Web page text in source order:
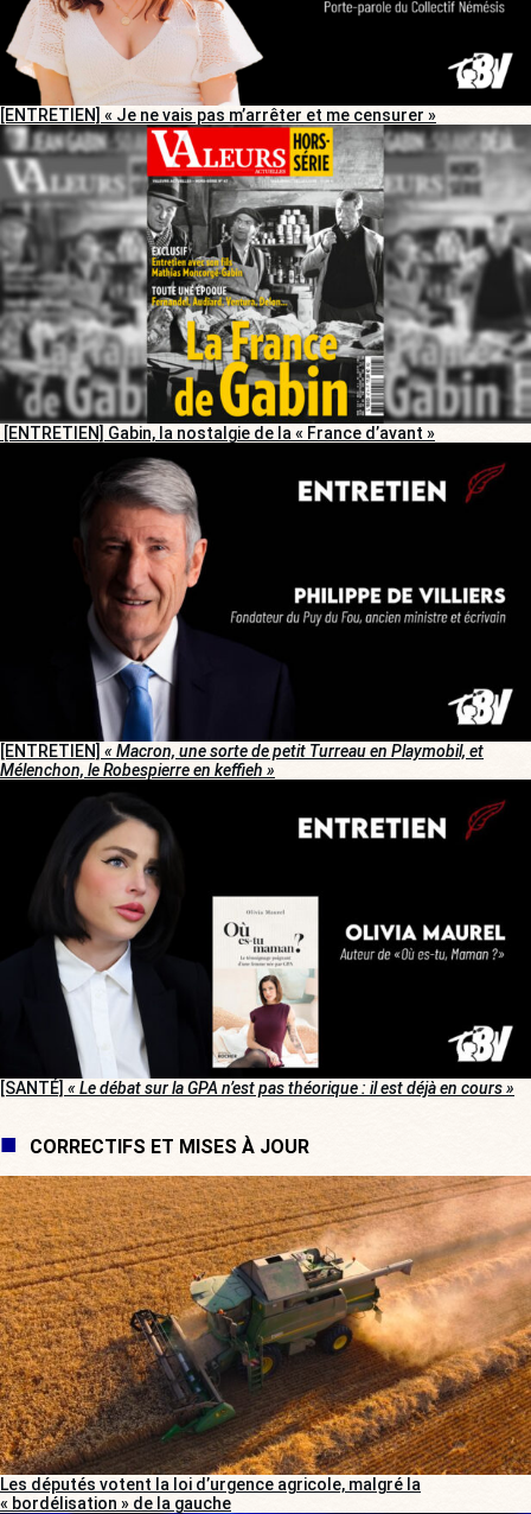
[ENTRETIEN] « Je ne vais pas m’arrêter et me censurer »
[ENTRETIEN] Gabin, la nostalgie de la « France d’avant »
[ENTRETIEN] « Macron, une sorte de petit Turreau en Playmobil, et
Mélenchon, le Robespierre en keffieh »
[SANTÉ] « Le débat sur la GPA n’est pas théorique : il est déjà en cours »
CORRECTIFS ET MISES À JOUR
Les députés votent la loi d’urgence agricole, malgré la
« bordélisation » de la gauche